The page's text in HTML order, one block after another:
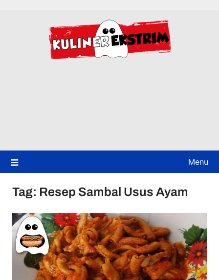
Menu
Tag: Resep Sambal Usus Ayam